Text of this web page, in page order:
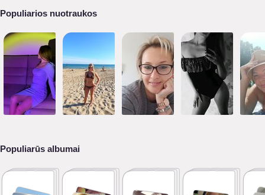
Populiarios nuotraukos
Populiarūs albumai